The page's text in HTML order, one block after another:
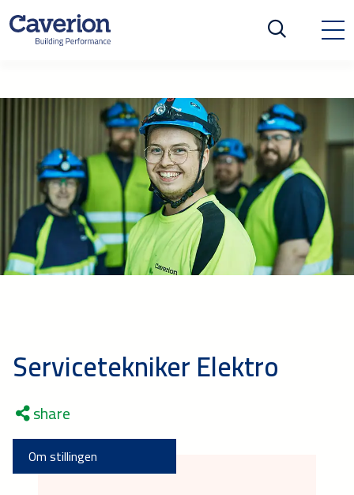
Servicetekniker Elektro
share
Om stillingen